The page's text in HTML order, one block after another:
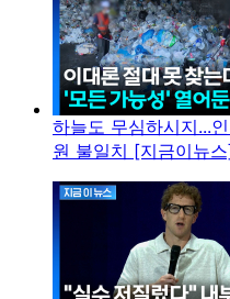
하늘도 무심하시지...
원 불일치 [지금이뉴